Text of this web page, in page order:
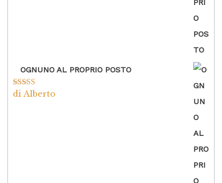
OGNUNO AL PROPRIO POSTO
Valutato5su
di Alberto